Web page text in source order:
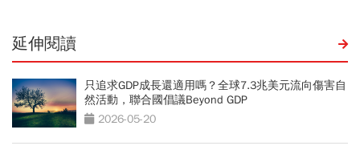
延伸閱讀
只追求GDP成長還適用嗎？全球7.3兆美元流向傷害自
然活動，聯合國倡議Beyond GDP
2026-05-20